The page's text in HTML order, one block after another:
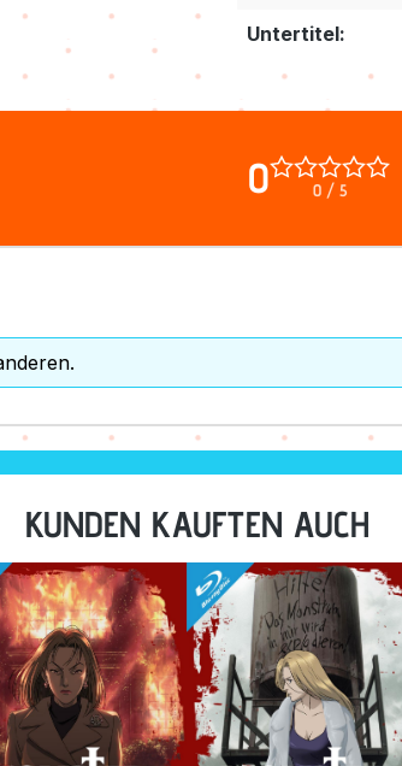
Untertitel:
0 0 / 5
KUNDEN KAUFTEN AUCH